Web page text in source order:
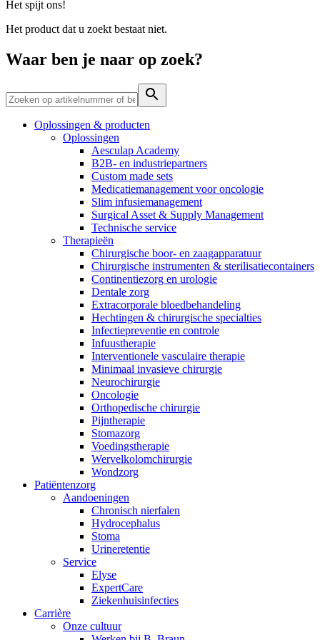
Productassortiment
Vind het product dat je zoekt. Bekijk hier het complete
productassortiment.
Op een fijne plek goede nierzorg krijgen.
Contact
Heb je een vraag? Neem contact met ons op.
Het spijt ons!
Het product dat u zoekt bestaat niet.
Waar ben je naar op zoek?
Oplossingen & producten
Oplossingen
Aesculap Academy
B2B- en industriepartners
Custom made sets
Medicatiemanagement voor oncologie
Slim infusiemanagement
Surgical Asset & Supply Management
Technische service
Therapieën
Chirurgische boor- en zaagapparatuur
Chirurgische instrumenten & sterilisatiecontainers
Continentiezorg en urologie
Dentale zorg
Extracorporale bloedbehandeling
Hechtingen & chirurgische specialties
Infectiepreventie en controle
Infuustherapie
Interventionele vasculaire therapie
Minimaal invasieve chirurgie
Neurochirurgie
Oncologie
Orthopedische chirurgie
Pijntherapie
Stomazorg
Voedingstherapie
Wervelkolomchirurgie
Wondzorg
Patiëntenzorg
Aandoeningen
Chronisch nierfalen
​​Hydrocephalus
Stoma
Urineretentie
Service
Elyse
ExpertCare
Ziekenhuisinfecties
Carrière
Onze cultuur